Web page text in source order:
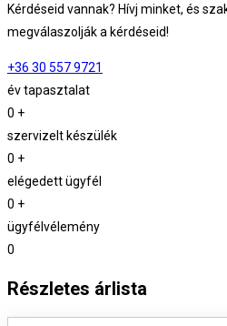
Kérdéseid vannak? Hívj minket, és
megválaszolják a kérdéseid!
+36 30 557 9721
év tapasztalat
0 +
szervizelt készülék
0 +
elégedett ügyfél
0 +
ügyfélvélemény
0
Részletes árlista